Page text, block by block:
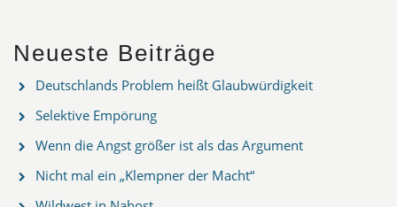
Neueste Beiträge
Deutschlands Problem heißt Glaubwürdigkeit
Selektive Empörung
Wenn die Angst größer ist als das Argument
Nicht mal ein „Klempner der Macht“